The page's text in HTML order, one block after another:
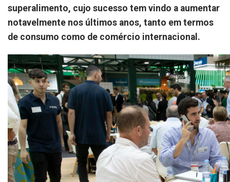
superalimento, cujo sucesso tem vindo a aumentar
notavelmente nos últimos anos, tanto em termos
de consumo como de comércio internacional.